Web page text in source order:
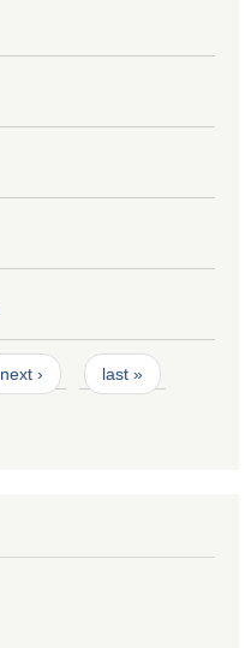
next › last »